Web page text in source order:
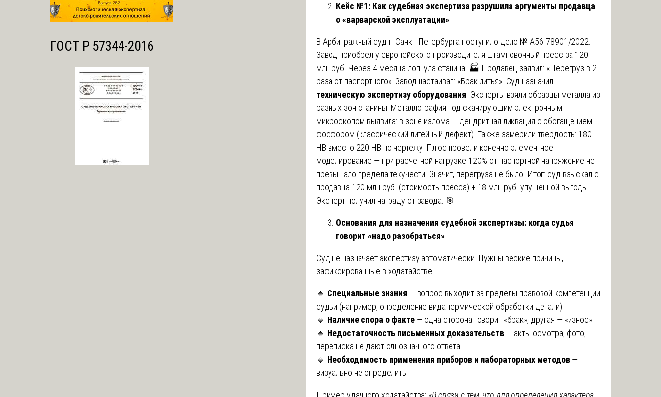
Кейс №1: Как судебная экспертиза разрушила аргументы продавца
о «варварской эксплуатации»
В Арбитражный суд г. Санкт-Петербурга поступило дело № А56-78901/2022.
Завод приобрел у европейского производителя штамповочный пресс за 120
млн руб. Через 4 месяца лопнула станина. 🏭 Продавец заявил: «Перегруз в 2
раза от паспортного». Завод настаивал: «Брак литья». Суд назначил
техническую экспертизу оборудования . Эксперты взяли образцы металла из
разных зон станины. Металлография под сканирующим электронным
микроскопом выявила: в зоне излома — дендритная ликвация с обогащением
фосфором (классический литейный дефект). Также замерили твердость: 180
HB вместо 220 HB по чертежу. Плюс провели конечно-элементное
моделирование — при расчетной нагрузке 120% от паспортной напряжение не
превышало предела текучести. Значит, перегруза не было. Итог: суд взыскал с
продавца 120 млн руб. (стоимость пресса) + 18 млн руб. упущенной выгоды.
Эксперт получил награду от завода. 🎯
Основания для назначения судебной экспертизы: когда судья
говорит «надо разобраться»
Суд не назначает экспертизу автоматически. Нужны веские причины,
зафиксированные в ходатайстве:
🔹 Специальные знания — вопрос выходит за пределы правовой компетенции
судьи (например, определение вида термической обработки детали)
🔹 Наличие спора о факте — одна сторона говорит «брак», другая — «износ»
🔹 Недостаточность письменных доказательств — акты осмотра, фото,
переписка не дают однозначного ответа
🔹 Необходимость применения приборов и лабораторных методов —
визуально не определить
Пример удачного ходатайства: «В связи с тем, что для определения характера
ГОСТ Р 57344-2016